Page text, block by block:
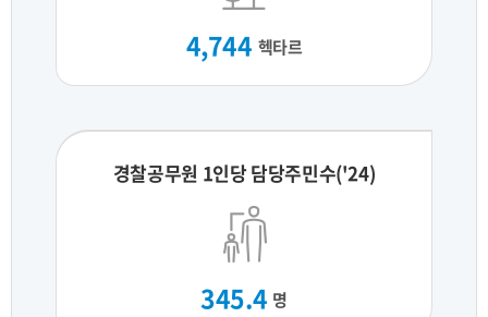
4,744 헥타르
경찰공무원 1인당 담당주민수('24)
345.4 명